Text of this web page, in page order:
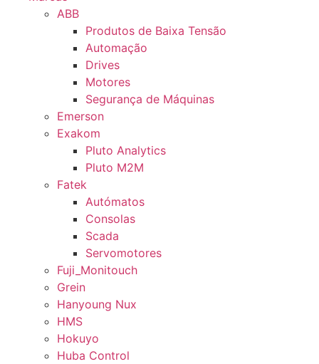
ABB
Produtos de Baixa Tensão
Automação
Drives
Motores
Segurança de Máquinas
Emerson
Exakom
Pluto Analytics
Pluto M2M
Fatek
Autómatos
Consolas
Scada
Servomotores
Fuji_Monitouch
Grein
Hanyoung Nux
HMS
Hokuyo
Huba Control